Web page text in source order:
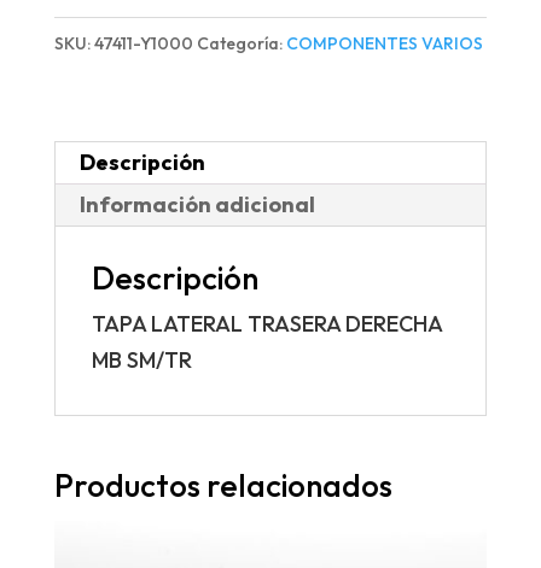
DERECHA
cantidad
SKU:47411-Y1000 Categoría: COMPONENTES VARIOS
Descripción
Información adicional
Descripción
TAPA LATERAL TRASERA DERECHA
MB SM/TR
Productos relacionados